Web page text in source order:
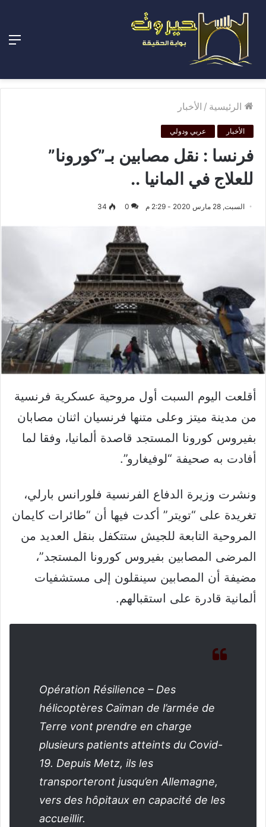
الرئيسية / الأخبار
الأخبار عربي ودولي
فرنسا : نقل مصابين بـ”كورونا”
للعلاج في المانيا ..
السبت, 28 مارس 2020 - 2:29 م 0
34
أقلعت اليوم السبت أول مروحية عسكرية فرنسية
من مدينة ميتز وعلى متنها فرنسيان اثنان مصابان
بفيروس كورونا المستجد قاصدة ألمانيا، وفقا لما
أفادت به صحيفة “لوفيغارو”.
ونشرت وزيرة الدفاع الفرنسية فلورانس بارلي،
تغريدة على “تويتر” أكدت فيها أن “طائرات كايمان
المروحية التابعة للجيش ستتكفل بنقل العديد من
المرضى المصابين بفيروس كورونا المستجد”،
مضيفة أن المصابين سينقلون إلى مستشفيات
ألمانية قادرة على استقبالهم.
Opération Résilience – Des
hélicoptères Caïman de l’armée de
Terre vont prendre en charge
plusieurs patients atteints du Covid-
19. Depuis Metz, ils les
transporteront jusqu’en Allemagne,
vers des hôpitaux en capacité de les
accueillir.